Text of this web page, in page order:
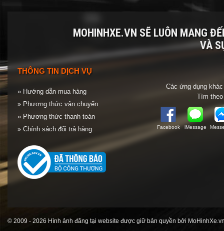
MOHINHXE.VN SẼ LUÔN MANG
VÀ
THÔNG TIN DỊCH VỤ
» Hướng dẫn mua hàng
» Phương thức vận chuyển
» Phương thức thanh toán
» Chính sách đổi trả hàng
Các ứng dụng
Tìm
Facebook iMessage
© 2009 - 2026 Hình ảnh đăng tại website được giữ bản quyền bởi